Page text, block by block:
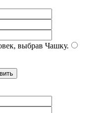
выбрав Чашку.